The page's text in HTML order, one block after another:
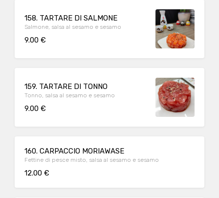
158. TARTARE DI SALMONE
Salmone, salsa al sesamo e sesamo
9.00 €
159. TARTARE DI TONNO
Tonno, salsa al sesamo e sesamo
9.00 €
160. CARPACCIO MORIAWASE
Fettine di pesce misto, salsa al sesamo e sesamo
12.00 €